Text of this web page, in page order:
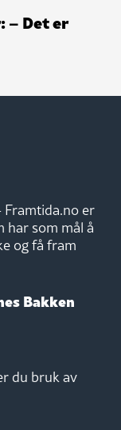
– Det er
er
har som mål å
og få fram
Bakken
du bruk av